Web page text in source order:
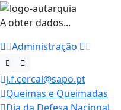
A obter dados...
Administração
j.f.cercal@sapo.pt
Queimas e Queimadas